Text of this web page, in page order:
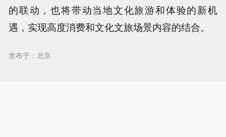
的联动，也将带动当地文化旅游和体验的新机
遇，实现高度消费和文化文旅场景内容的结合。
发布于：北京